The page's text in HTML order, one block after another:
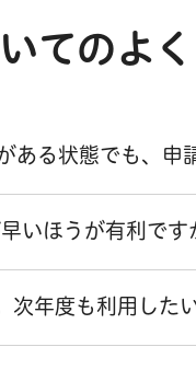
てのよ
ある状態でも、申
いほうが有利です
次年度も利用した